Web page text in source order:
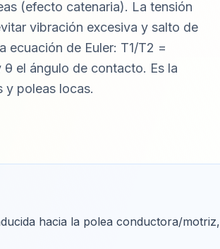
(efecto catenaria). La tensión
vibración excesiva y salto de
ecuación de Euler: T1/T2 =
el ángulo de contacto. Es la
y poleas locas.
hacia la polea conductora/motriz,